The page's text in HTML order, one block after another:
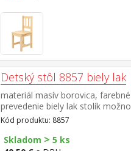
Detský stôl 8857 biely lak
materiál masív borovica, farebné
prevedenie biely lak stolík možno
kombinovať s detskou stoličkou
8867 vhodné pre deti od 3 rokov
Kód produktu: 8857
Skladom > 5 ks